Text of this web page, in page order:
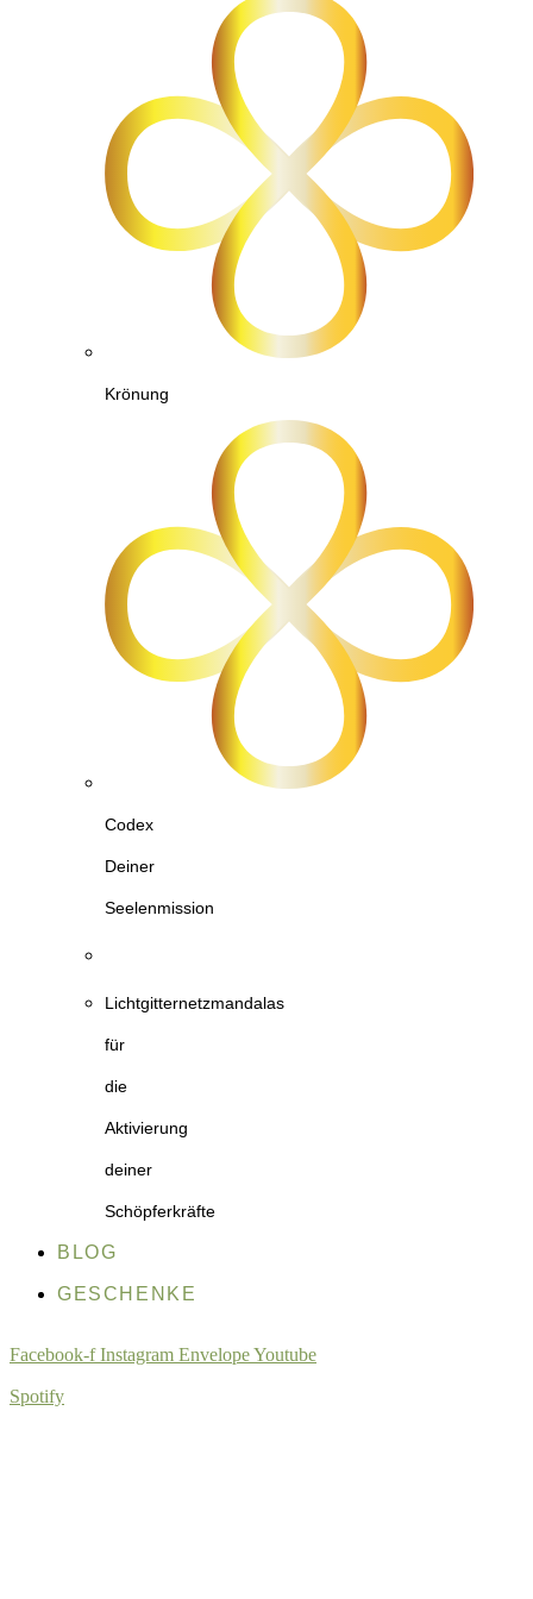
Krönung
Codex
Deiner
Seelenmission
Lichtgitternetzmandalas
für
die
Aktivierung
deiner
Schöpferkräfte
BLOG
GESCHENKE
Facebook-f Instagram EnvelopeYoutube
Spotify